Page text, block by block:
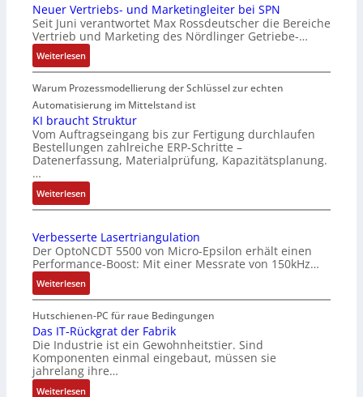
f
e
h
l
e
n
4
,
3
M
i
l
l
i
n
e
n
A
r
b
e
i
t
s
l
A
b
o
u
t
A
u
t
o
m
a
t
i
n
e
x
p
a
n
d
i
e
r
Neuer Vertriebs- und Marketingleiter bei SPN
Seit Juni verantwortet Max Rossdeutscher die Bereiche
Vertrieb und Marketing des Nördlinger Getriebe-…
Weiterlesen:
N
e
u
e
r
V
e
t
r
e
b
s
-
u
n
d
M
a
r
k
Warum Prozessmodellierung der Schlüssel zur echten
Automatisierung im Mittelstand ist
KI braucht Struktur
Vom Auftragseingang bis zur Fertigung durchlaufen
Bestellungen zahlreiche ERP-Schritte –
Datenerfassung, Materialprüfung, Kapazitätsplanung.
…
Weiterlesen:
K
b
r
a
u
c
h
t
S
t
r
u
Verbesserte Lasertriangulation
Der OptoNCDT 5500 von Micro-Epsilon erhält einen
Performance-Boost: Mit einer Messrate von 150kHz…
Weiterlesen:
V
e
r
b
e
s
s
Hutschienen-PC für raue Bedingungen
Das IT-Rückgrat der Fabrik
Die Industrie ist ein Gewohnheitstier. Sind
Komponenten einmal eingebaut, müssen sie
jahrelang ihre…
Weiterlesen: